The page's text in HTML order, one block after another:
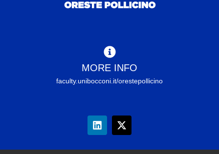
MORE INFO
faculty.unibocconi.it/orestepollicino